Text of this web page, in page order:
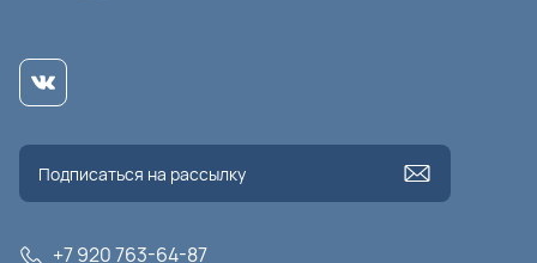
+7 920 763-64-87